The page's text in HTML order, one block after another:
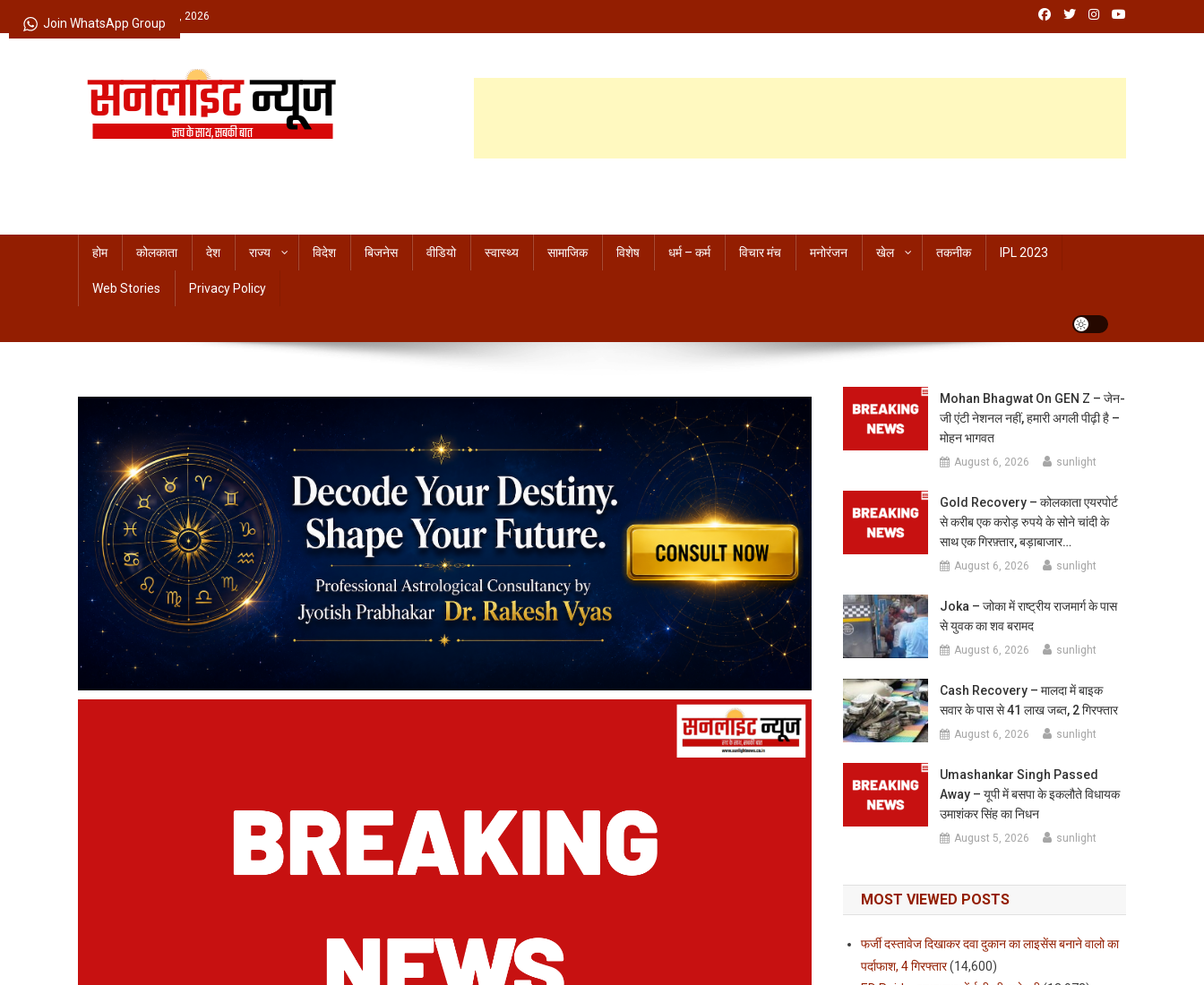
to
Friday, August 07, 2026
होम कोलकाता देश राज्य विदेश बिजनेस वीडियो स्वास्थ्य सामाजिक विशेष धर्म – कर्म विचार मंच मनोरंजन खेल तकनीक IPL 2023
Web Stories Privacy Policy
Mohan Bhagwat On GEN Z – जेन-
जी एंटी नेशनल नहीं, हमारी अगली पीढ़ी है –
मोहन भागवत
August 6, 2026 sunlight
Gold Recovery – कोलकाता एयरपोर्ट
से करीब एक करोड़ रुपये के सोने चांदी के
साथ एक गिरफ़्तार, बड़ाबाजार…
August 6, 2026 sunlight
Joka – जोका में राष्ट्रीय राजमार्ग के पास
से युवक का शव बरामद
August 6, 2026 sunlight
Cash Recovery – मालदा में बाइक
सवार के पास से 41 लाख जब्त, 2 गिरफ्तार
August 6, 2026 sunlight
Umashankar Singh Passed
Away – यूपी में बसपा के इकलौते विधायक
उमाशंकर सिंह का निधन
August 5, 2026 sunlight
MOST VIEWED POSTS
फर्जी दस्तावेज दिखाकर दवा दुकान का लाइसेंस बनाने वालो का
पर्दाफाश, 4 गिरफ्तार(14,600)
Join WhatsApp Group